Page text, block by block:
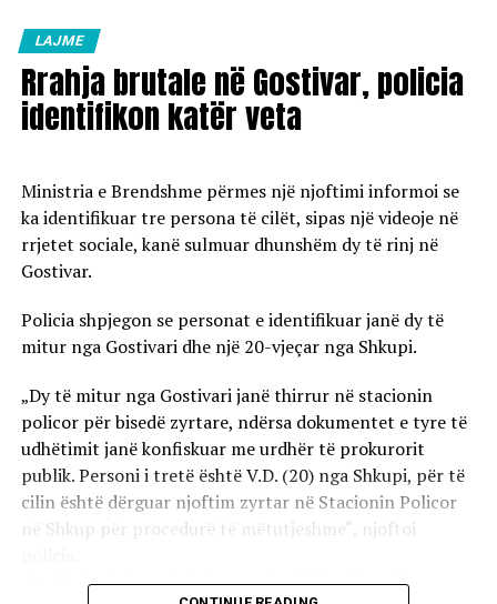
vlejnë në të gjitha pikat e karburanteve në vend.
LAJME
Rrahja brutale në Gostivar, policia
identifikon katër veta
Ministria e Brendshme përmes një njoftimi informoi se
ka identifikuar tre persona të cilët, sipas një videoje në
rrjetet sociale, kanë sulmuar dhunshëm dy të rinj në
Gostivar.
Policia shpjegon se personat e identifikuar janë dy të
mitur nga Gostivari dhe një 20-vjeçar nga Shkupi.
„Dy të mitur nga Gostivari janë thirrur në stacionin
policor për bisedë zyrtare, ndërsa dokumentet e tyre të
udhëtimit janë konfiskuar me urdhër të prokurorit
publik. Personi i tretë është V.D. (20) nga Shkupi, për të
cilin është dërguar njoftim zyrtar në Stacionin Policor
në Shkup për procedurë të mëtutjeshme“, njoftoi
Ata theksojnë se ndaj të treve do të zbatohet një